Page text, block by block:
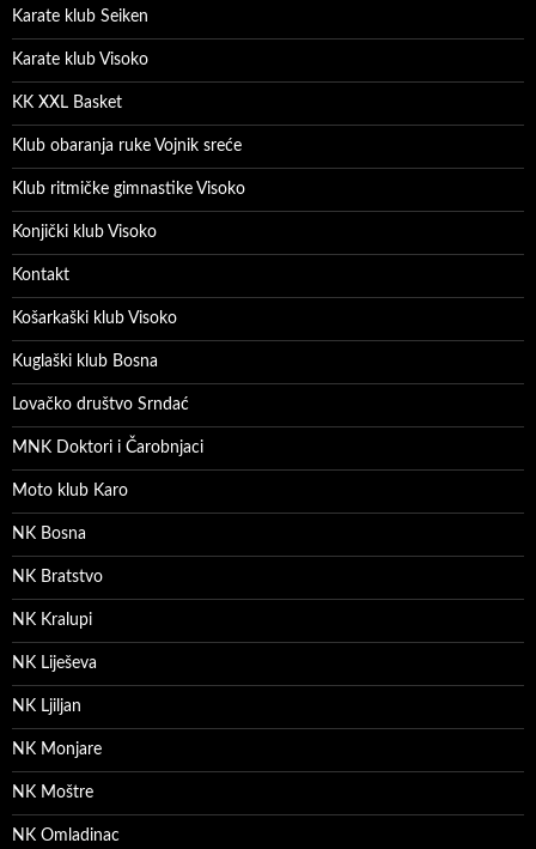
Karate klub Seiken
Karate klub Visoko
KK XXL Basket
Klub obaranja ruke Vojnik sreće
Klub ritmičke gimnastike Visoko
Konjički klub Visoko
Kontakt
Košarkaški klub Visoko
Kuglaški klub Bosna
Lovačko društvo Srndać
MNK Doktori i Čarobnjaci
Moto klub Karo
NK Bosna
NK Bratstvo
NK Kralupi
NK Liješeva
NK Ljiljan
NK Monjare
NK Moštre
NK Omladinac